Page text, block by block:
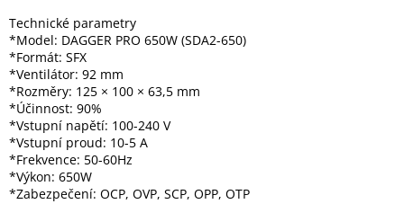
OEM
Sestavy
počítačů
Inpraise
Kamerové
systémy
MILESIGHT
Doprodej
Technické parametry
*Model: DAGGER PRO 650W (SDA2-650)
*Formát: SFX
*Ventilátor: 92 mm
*Rozměry: 125 × 100 × 63,5 mm
*Účinnost: 90%
*Vstupní napětí: 100-240 V
*Vstupní proud: 10-5 A
*Frekvence: 50-60Hz
*Výkon: 650W
*Zabezpečení: OCP, OVP, SCP, OPP, OTP